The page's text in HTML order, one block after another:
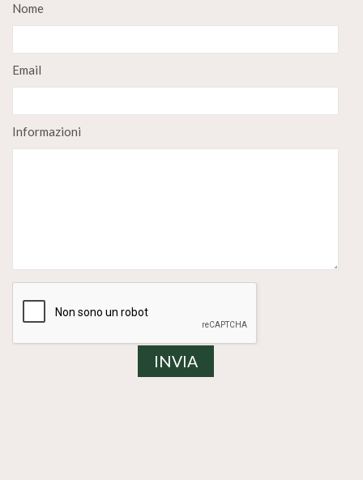
Nome
Email
Informazioni